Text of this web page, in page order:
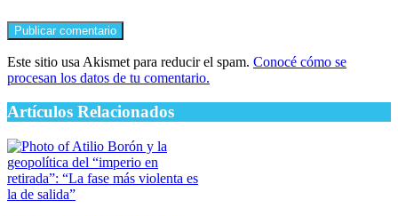
Este sitio usa Akismet para reducir el spam. Conocé cómo se
procesan los datos de tu comentario.
Artículos Relacionados